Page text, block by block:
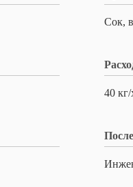
Сок,
40 кг/